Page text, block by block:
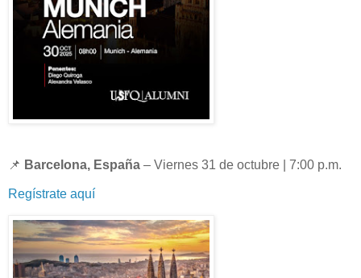
📌 Barcelona, España – Viernes 31 de octubre | 7:00 p.m.
Regístrate aquí